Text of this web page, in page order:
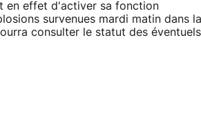
en effet d'activer sa fonction
survenues mardi matin dans la
consulter le statut des éventuels